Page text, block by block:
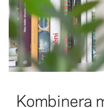
Kombinera